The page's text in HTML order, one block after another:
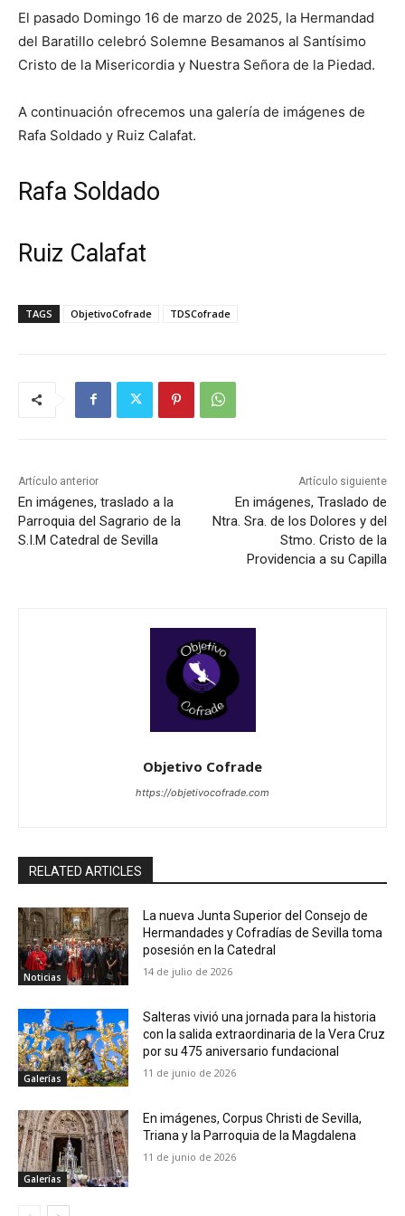
El pasado Domingo 16 de marzo de 2025, la Hermandad
del Baratillo celebró Solemne Besamanos al Santísimo
Cristo de la Misericordia y Nuestra Señora de la Piedad.
A continuación ofrecemos una galería de imágenes de
Rafa Soldado y Ruiz Calafat.
Rafa Soldado
Ruiz Calafat
TAGS ObjetivoCofrade TDSCofrade
Artículo anterior
En imágenes, traslado a la
Parroquia del Sagrario de la
S.I.M Catedral de Sevilla
Artículo siguiente
En imágenes, Traslado de
Ntra. Sra. de los Dolores y del
Stmo. Cristo de la
Providencia a su Capilla
Objetivo Cofrade
https://objetivocofrade.com
RELATED ARTICLES
Noticias
La nueva Junta Superior del Consejo de
Hermandades y Cofradías de Sevilla toma
posesión en la Catedral
14 de julio de 2026
Galerías
Salteras vivió una jornada para la historia
con la salida extraordinaria de la Vera Cruz
por su 475 aniversario fundacional
11 de junio de 2026
Galerías
En imágenes, Corpus Christi de Sevilla,
Triana y la Parroquia de la Magdalena
11 de junio de 2026